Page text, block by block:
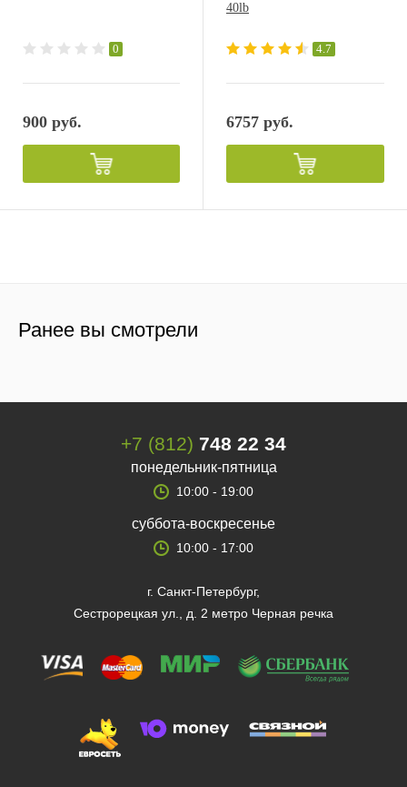
0
900 руб.
40lb
4.7
6757 руб.
Ранее вы смотрели
+7 (812) 748 22 34
понедельник-пятница
10:00 - 19:00
суббота-воскресенье
10:00 - 17:00
г. Санкт-Петербург,
Сестрорецкая ул., д. 2 метро Черная речка